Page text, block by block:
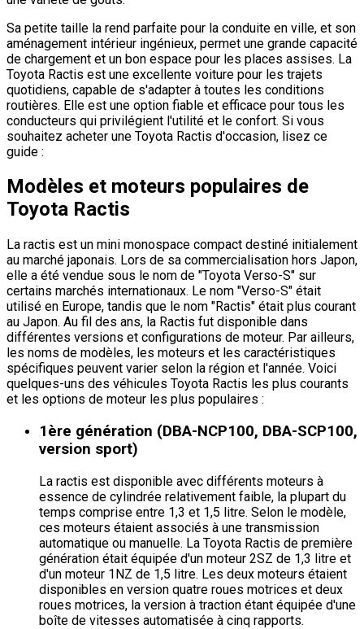
Sa petite taille la rend parfaite pour la conduite en ville, et son
aménagement intérieur ingénieux, permet une grande capacité
de chargement et un bon espace pour les places assises. La
Toyota Ractis est une excellente voiture pour les trajets
quotidiens, capable de s'adapter à toutes les conditions
routières. Elle est une option fiable et efficace pour tous les
conducteurs qui privilégient l'utilité et le confort. Si vous
souhaitez acheter une Toyota Ractis d'occasion, lisez ce
guide :
Modèles et moteurs populaires de
Toyota Ractis
La ractis est un mini monospace compact destiné initialement
au marché japonais. Lors de sa commercialisation hors Japon,
elle a été vendue sous le nom de "Toyota Verso-S" sur
certains marchés internationaux. Le nom "Verso-S" était
utilisé en Europe, tandis que le nom "Ractis" était plus courant
au Japon. Au fil des ans, la Ractis fut disponible dans
différentes versions et configurations de moteur. Par ailleurs,
les noms de modèles, les moteurs et les caractéristiques
spécifiques peuvent varier selon la région et l'année. Voici
quelques-uns des véhicules Toyota Ractis les plus courants
et les options de moteur les plus populaires :
1ère génération (DBA-NCP100, DBA-SCP100,
version sport)
La ractis est disponible avec différents moteurs à
essence de cylindrée relativement faible, la plupart du
temps comprise entre 1,3 et 1,5 litre. Selon le modèle,
ces moteurs étaient associés à une transmission
automatique ou manuelle. La Toyota Ractis de première
génération était équipée d'un moteur 2SZ de 1,3 litre et
d'un moteur 1NZ de 1,5 litre. Les deux moteurs étaient
disponibles en version quatre roues motrices et deux
roues motrices, la version à traction étant équipée d'une
boîte de vitesses automatisée à cinq rapports.